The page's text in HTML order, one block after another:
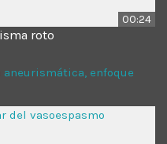
00:24
roto
enfoque